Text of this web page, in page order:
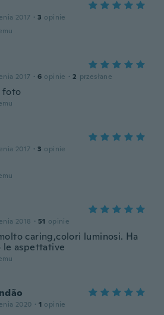
2017 · 3 opinie
2017 · 6 opinie · 2 przesłane
foto
2017 · 3 opinie
2018 · 51 opinie
caring,colori luminosi. Ha
aspettative
2020 · 1 opinie